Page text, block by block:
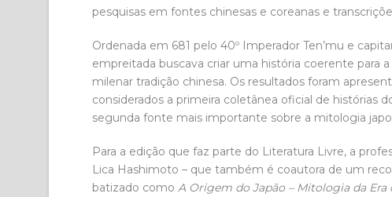
pesquisas em fontes chinesas e coreanas e
Ordenada em 681 pelo 40º Imperador Ten’mu e
empreitada buscava criar uma história coerente para
milenar tradição chinesa. Os resultados foram
considerados a primeira coletânea oficial de histórias
segunda fonte mais importante sobre a mitologia
Para a edição que faz parte do Literatura Livre, a
Lica Hashimoto – que também é coautora de um
batizado como A Origem do Japão – Mitologia da Era